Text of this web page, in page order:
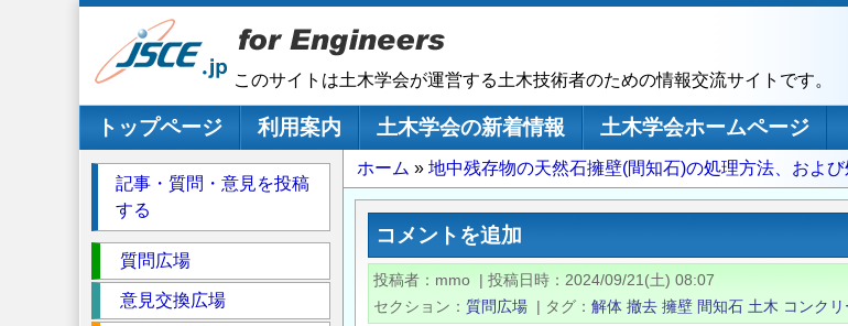
このサイトは土木学会が運営する土木技術者のための情報交流サイトです。
メインナビゲーション
トップページ 利用案内 土木学会の新着情報
土木学会ホームページ
パ
ン
ず
ホーム 地中残存物の天然石擁壁(間知石)の処理方法、およ
コメントを追加
投稿者 mmo | 投稿日時
2024/09/21(土) 08:07
セクション
質問広場 | タグ 解体 撤去 擁壁 間知石 土木 コンクリ
記事・質問・意見を投稿
する
ク
シ
質問広場
意見交換広場